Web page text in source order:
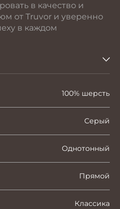
в качество и
от Truvor и уверенно
в каждом
100% шерсть
Серый
Однотонный
Прямой
Классика